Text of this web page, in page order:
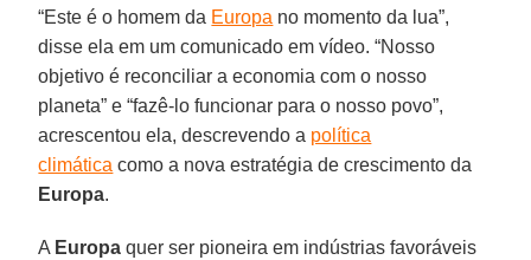
“Este é o homem da Europa no momento da lua”,
disse ela em um comunicado em vídeo. “Nosso
objetivo é reconciliar a economia com o nosso
planeta” e “fazê-lo funcionar para o nosso povo”,
acrescentou ela, descrevendo a política
climática como a nova estratégia de crescimento da
Europa.
A Europa quer ser pioneira em indústrias favoráveis